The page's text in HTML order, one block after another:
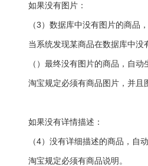
如果没有图片：
（3）数据库中没有图片的商品
当系统发现某商品在数据库中
（）最终没有图片的商品，自
淘宝规定必须有商品图片，并且
如果没有详情描述：
（4）没有详细描述的商品，自
淘宝规定必须有商品说明。